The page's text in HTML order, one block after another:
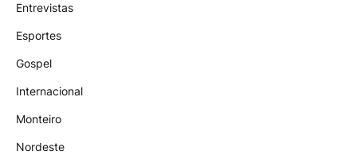
Entrevistas
Esportes
Gospel
Internacional
Monteiro
Nordeste